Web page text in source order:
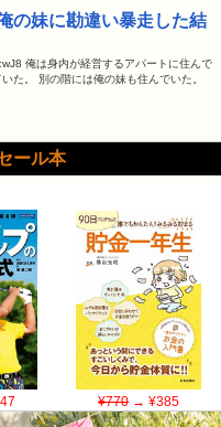
の妹に勘違い暴走した結
俺は身内が経営するアパートに住んで
た。 別の階には俺の妹も住んでいた。
ール本
¥770→ ¥385